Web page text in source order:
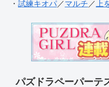
・ 試練キオパ ／マルチ ／ 上
パズドラペーパー